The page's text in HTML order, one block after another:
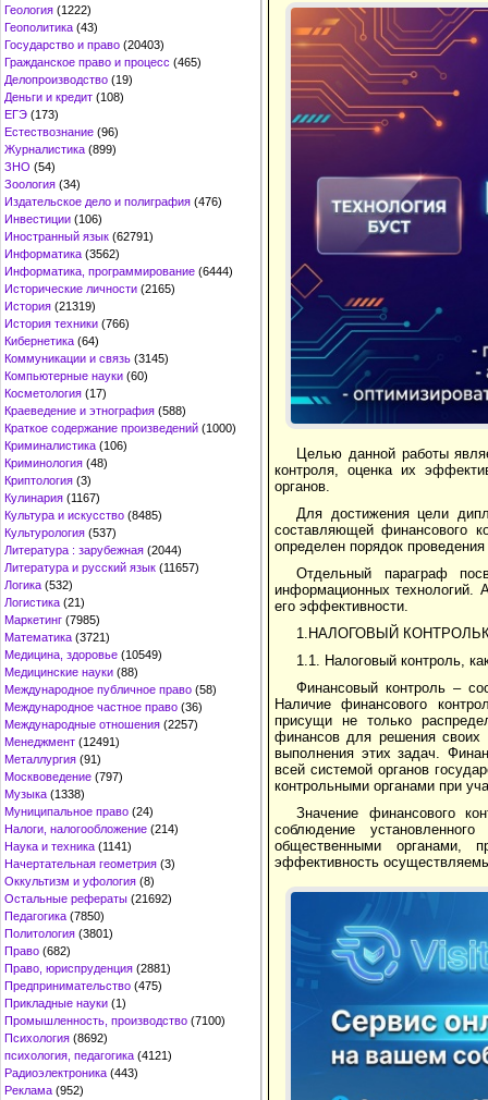
Геология (1222)
Геополитика (43)
Государство и право (20403)
Гражданское право и процесс (465)
Делопроизводство (19)
Деньги и кредит (108)
ЕГЭ (173)
Естествознание (96)
Журналистика (899)
ЗНО (54)
Зоология (34)
Издательское дело и полиграфия (476)
Инвестиции (106)
Иностранный язык (62791)
Информатика (3562)
Информатика, программирование (6444)
Исторические личности (2165)
История (21319)
История техники (766)
Кибернетика (64)
Коммуникации и связь (3145)
Компьютерные науки (60)
Косметология (17)
Краеведение и этнография (588)
Краткое содержание произведений (1000)
Криминалистика (106)
Криминология (48)
Криптология (3)
Кулинария (1167)
Культура и искусство (8485)
Культурология (537)
Литература : зарубежная (2044)
Литература и русский язык (11657)
Логика (532)
Логистика (21)
Маркетинг (7985)
Математика (3721)
Медицина, здоровье (10549)
Медицинские науки (88)
Международное публичное право (58)
Международное частное право (36)
Международные отношения (2257)
Менеджмент (12491)
Металлургия (91)
Москвоведение (797)
Музыка (1338)
Муниципальное право (24)
Налоги, налогообложение (214)
Наука и техника (1141)
Начертательная геометрия (3)
Оккультизм и уфология (8)
Остальные рефераты (21692)
Педагогика (7850)
Политология (3801)
Право (682)
Право, юриспруденция (2881)
Предпринимательство (475)
Прикладные науки (1)
Промышленность, производство (7100)
Психология (8692)
психология, педагогика (4121)
Радиоэлектроника (443)
Реклама (952)
Целью данной работы
контроля, оценка их
органов.
Для достижения цели
составляющей финансового
определен порядок
Отдельный параграф
информационных технологий.
его эффективности.
1.НАЛОГОВЫЙ
1.1. Налоговый контроль,
Финансовый контроль –
Наличие финансового
присущи не только
финансов для решения своих
выполнения этих задач.
всей системой органов
контрольными органами при
Значение финансового
соблюдение
общественными органами,
эффективность